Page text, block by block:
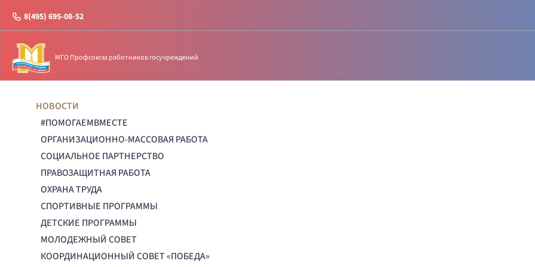
8(495) 695-08-52
МГО Профсоюза работников госучреждений
НОВОСТИ
#ПОМОГАЕМВМЕСТЕ
ОРГАНИЗАЦИОННО-МАССОВАЯ РАБОТА
СОЦИАЛЬНОЕ ПАРТНЕРСТВО
ПРАВОЗАЩИТНАЯ РАБОТА
ОХРАНА ТРУДА
СПОРТИВНЫЕ ПРОГРАММЫ
ДЕТСКИЕ ПРОГРАММЫ
МОЛОДЕЖНЫЙ СОВЕТ
КООРДИНАЦИОННЫЙ СОВЕТ «ПОБЕДА»